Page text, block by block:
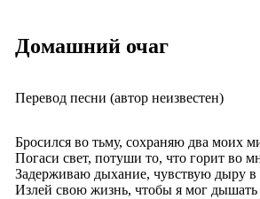
Домашний очаг
Перевод песни (автор неизвестен)
Бросился во тьму, сохраняю два моих
Погаси свет, потуши то, что горит во
Задерживаю дыхание, чувствую дыру в
Излей свою жизнь, чтобы я мог дышать